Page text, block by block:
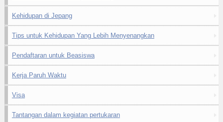
Kehidupan di Jepang
Tips untuk Kehidupan Yang Lebih Menyenangkan
Pendaftaran untuk Beasiswa
Kerja Paruh Waktu
Visa
Tantangan dalam kegiatan pertukaran